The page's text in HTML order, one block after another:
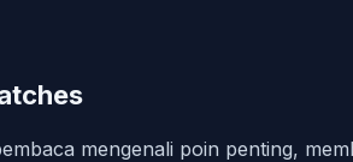
mengenali poin penting,